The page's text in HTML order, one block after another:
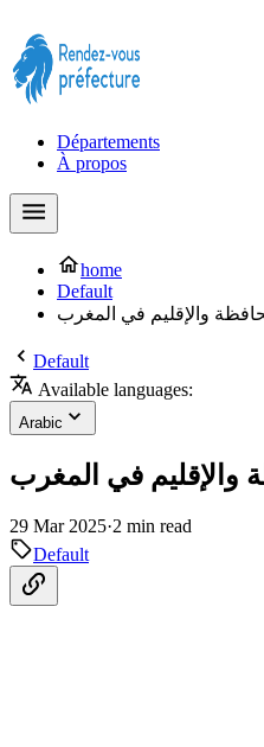
Départements
À propos
home
Default
والإقليم في المغرب
Default
Available languages:
Arabic
والإقليم في المغرب
29 Mar 2025·2 min read
Default